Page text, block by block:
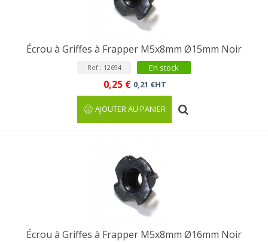
Écrou à Griffes à Frapper M5x8mm Ø15mm Noir
Ref : 12694 En stock
0,25 € 0,21 €HT
AJOUTER AU PANIER
Écrou à Griffes à Frapper M5x8mm Ø16mm Noir